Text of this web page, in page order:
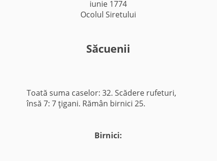
iunie 1774
Ocolul Siretului
Săcuenii
Toată suma caselor: 32. Scădere rufeturi,
însă 7: 7 ţigani. Rămân birnici 25.
Birnici: